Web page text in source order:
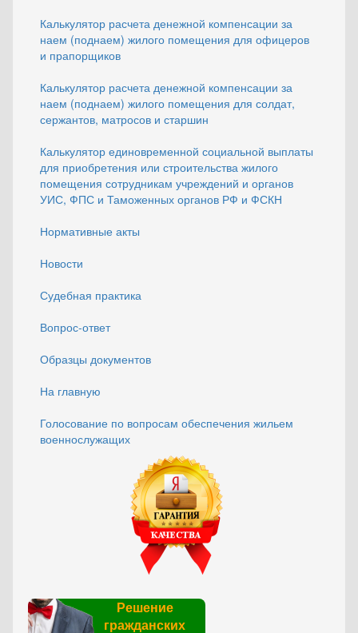
Калькулятор расчета денежной компенсации за
наем (поднаем) жилого помещения для офицеров
и прапорщиков
Калькулятор расчета денежной компенсации за
наем (поднаем) жилого помещения для солдат,
сержантов, матросов и старшин
Калькулятор единовременной социальной выплаты
для приобретения или строительства жилого
помещения сотрудникам учреждений и органов
УИС, ФПС и Таможенных органов РФ и ФСКН
Нормативные акты
Новости
Судебная практика
Вопрос-ответ
Образцы документов
На главную
Голосование по вопросам обеспечения жильем
военнослужащих
Решение
гражданских